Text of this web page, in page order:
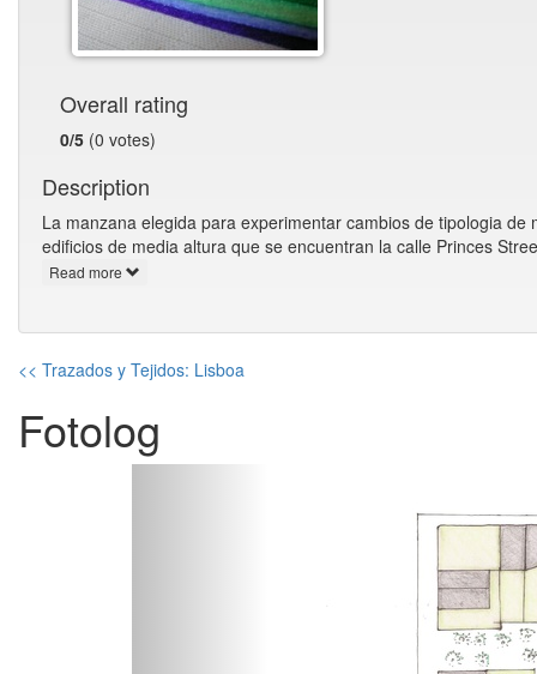
Overall rating
0/5 (0 votes)
Description
La manzana elegida para experimentar cambios de tipologia
edificios de media altura que se encuentran la calle Princes
Read more
<< Trazados y Tejidos: Lisboa
Fotolog